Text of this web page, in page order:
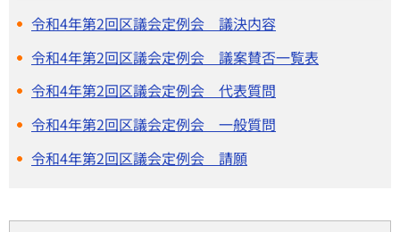
令和4年第2回区議会定例会 議決内容
令和4年第2回区議会定例会 議案賛否一覧表
令和4年第2回区議会定例会 代表質問
令和4年第2回区議会定例会 一般質問
令和4年第2回区議会定例会 請願